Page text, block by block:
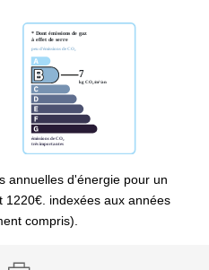
annuelles d'énergie pour un
indexées aux années
compris).